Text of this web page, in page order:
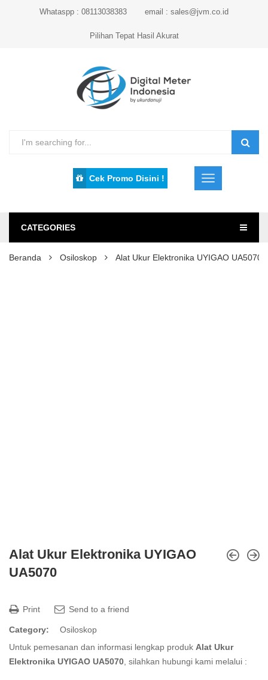
Whataspp : 08113038383 email : sales@jvm.co.id
Pilihan Tepat Hasil Akurat
Cek Promo Disini !
CATEGORIES
Beranda Osiloskop Alat Ukur Elektronika UYIGAO UA5070
Alat Ukur Elektronika UYIGAO
UA5070
Print Send to a friend
Category:
Osiloskop
Untuk pemesanan dan informasi lengkap produk Alat Ukur
Elektronika UYIGAO UA5070 , silahkan hubungi kami melalui :